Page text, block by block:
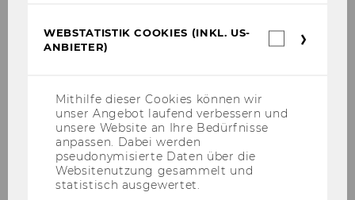
BBS Summer Term 2026
BBS Winter Term 2025/26
Abstracts
BBS Summer Term 2025
WEBSTATISTIK COOKIES (INKL. US-
ANBIETER)
Mithilfe dieser Cookies können wir
unser Angebot laufend verbessern und
unsere Website an Ihre Bedürfnisse
anpassen. Dabei werden
pseudonymisierte Daten über die
Websitenutzung gesammelt und
statistisch ausgewertet.